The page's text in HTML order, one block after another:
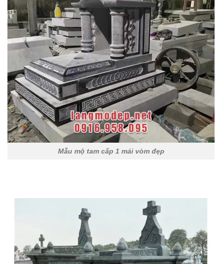
Mẫu mộ tam cấp 1 mái vòm đẹp